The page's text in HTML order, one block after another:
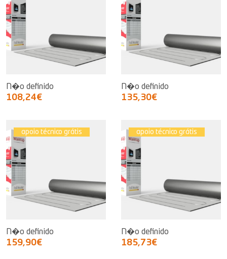
N�o definido
108,24€
N�o definido
135,30€
apoio técnico grátis
N�o definido
159,90€
apoio técnico grátis
N�o definido
185,73€